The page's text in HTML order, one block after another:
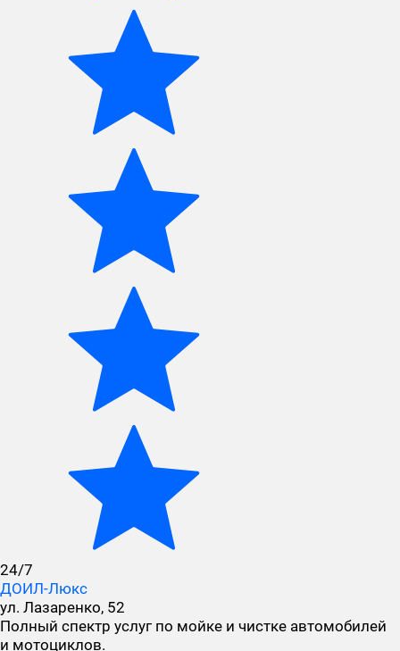
24/7
ДОИЛ-Люкс
ул. Лазаренко, 52
Полный спектр услуг по мойке и чистке автомобилей
и мотоциклов.